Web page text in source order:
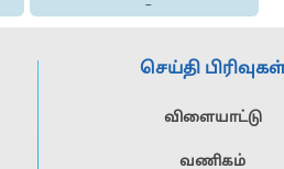
தங்களது புதி...
செய்தி
விளையாட்டு
வணிகம்